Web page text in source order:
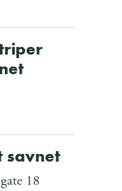
savnet
18